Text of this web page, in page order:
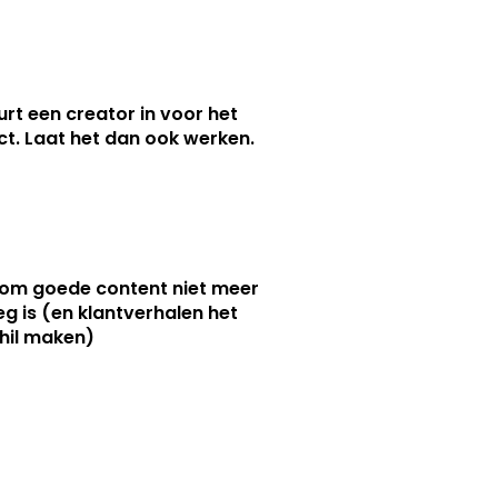
een creator in voor het
Laat het dan ook werken.
goede content niet meer
is (en klantverhalen het
maken)